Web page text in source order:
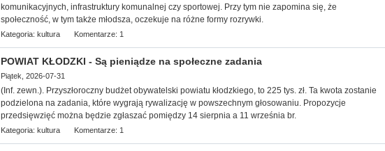
komunikacyjnych, infrastruktury komunalnej czy sportowej. Przy tym nie zapomina się, że
społeczność, w tym także młodsza, oczekuje na różne formy rozrywki.
Kategoria: kultura Komentarze: 1
POWIAT KŁODZKI - Są pieniądze na społeczne zadania
Piątek, 2026-07-31
(Inf. zewn.). Przyszłoroczny budżet obywatelski powiatu kłodzkiego, to 225 tys. zł. Ta kwota zostanie
podzielona na zadania, które wygrają rywalizację w powszechnym głosowaniu. Propozycje
przedsięwzięć można będzie zgłaszać pomiędzy 14 sierpnia a 11 września br.
Kategoria: kultura Komentarze: 1